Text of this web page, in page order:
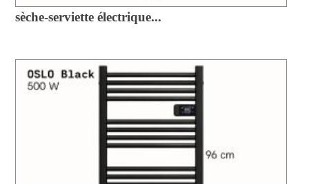
sèche-serviette électrique...